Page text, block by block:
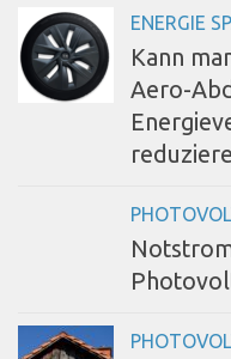
ENERGIE
Kann
Aero-